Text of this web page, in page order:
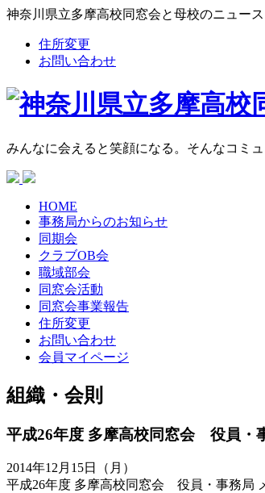
神奈川県立多摩高校同窓会と母校のニュー
住所変更
お問い合わせ
みんなに会えると笑顔になる。そんなコミュ
HOME
事務局からのお知らせ
同期会
クラブOB会
職域部会
同窓会活動
同窓会事業報告
住所変更
お問い合わせ
会員マイページ
組織・会則
平成26年度 多摩高校同窓会 役員・
2014年12月15日（月）
平成26年度 多摩高校同窓会 役員・事務局